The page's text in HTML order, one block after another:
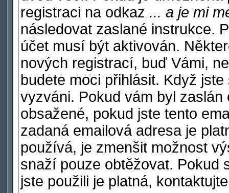
registraci na odkaz ... a je mi
následovat zaslané instrukce.
účet musí být aktivován.
nových registrací, buď Vámi,
budete moci přihlásit. Když
vyzváni. Pokud vám byl
obsažené, pokud jste tento
zadaná emailová adresa je
používá, je zmenšit možnost
snaží pouze obtěžovat. Pokud
jste použili je platná,